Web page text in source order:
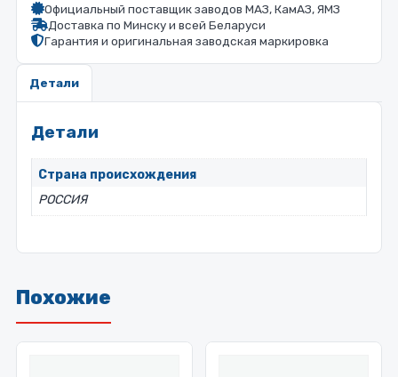
Официальный поставщик заводов МАЗ, КамАЗ, ЯМЗ
Доставка по Минску и всей Беларуси
Гарантия и оригинальная заводская маркировка
Детали
Детали
Страна происхождения
РОССИЯ
Похожие